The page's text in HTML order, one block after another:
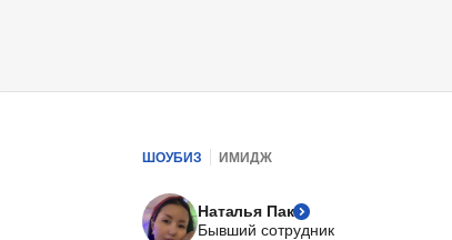
ШОУБИЗ ИМИДЖ
Наталья Пак
Бывший сотрудник